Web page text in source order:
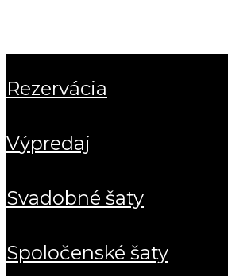
rezervácia
výpredaj
svadobné šaty
spoločenské šaty